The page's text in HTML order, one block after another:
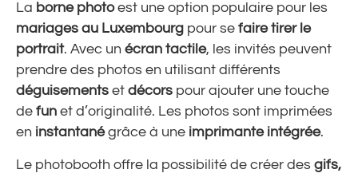
La borne photoest une option populaire pour les
mariages au Luxembourg pour se faire tirer le
portrait. Avec un écran tactile, les invités peuvent
prendre des photos en utilisant différents
déguisements et décors pour ajouter une touche
de fun et d’originalité. Les photos sont imprimées
en instantanégrâce à une imprimante intégrée.
Le photobooth offre la possibilité de créer des gifs,